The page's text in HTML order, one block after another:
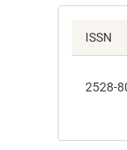
ISSN
2528-